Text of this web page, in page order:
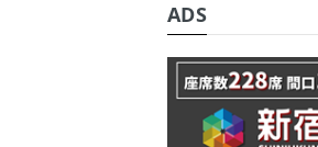
ADS